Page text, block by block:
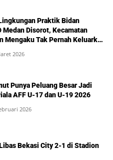
Praktik Bidan
Medan Disorot, Kecamatan
Mengaku Tak Pernah Keluarkan
2026
Punya Peluang Besar Jadi
AFF U-17 dan U-19 2026
2026
Bekasi City 2-1 di Stadion